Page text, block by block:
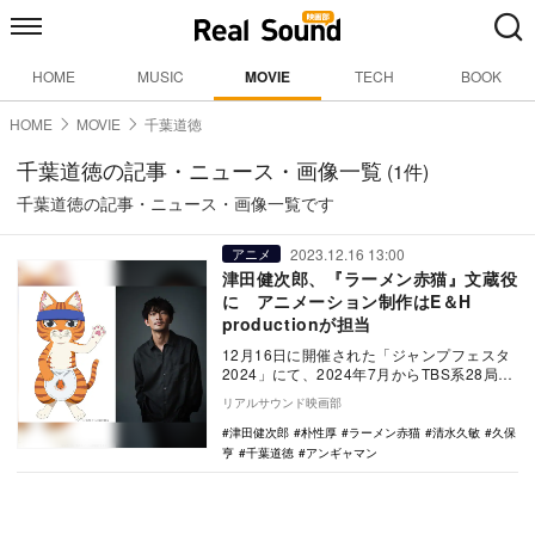
HOME MUSIC MOVIE TECH BOOK
HOME MOVIE 千葉道徳
千葉道徳の記事・ニュース・画像一覧 (1件)
千葉道徳の記事・ニュース・画像一覧です
アニメ 2023.12.16 13:00
津田健次郎、『ラーメン赤猫』文蔵役
に アニメーション制作はE＆H
productionが担当
12月16日に開催された「ジャンプフェスタ
2024」にて、2024年7月からTBS系28局に
て放送される『ラーメン赤猫』のメイン…
リアルサウンド映画部
津田健次郎
朴性厚 ラーメン赤猫 清水久敏
久保
亨
千葉道徳 アンギャマン